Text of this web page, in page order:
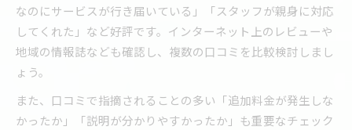
なのにサービスが行き届いている」「スタッフが親身に対応
してくれた」など好評です。インターネット上のレビューや
地域の情報誌なども確認し、複数の口コミを比較検討しまし
ょう。
また、口コミで指摘されることの多い「追加料金が発生しな
かったか」「説明が分かりやすかったか」も重要なチェック